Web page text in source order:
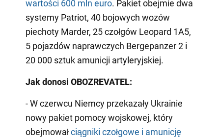
wartości 600 mln euro. Pakiet obejmie dwa
systemy Patriot, 40 bojowych wozów
piechoty Marder, 25 czołgów Leopard 1A5,
5 pojazdów naprawczych Bergepanzer 2 i
20 000 sztuk amunicji artyleryjskiej.
Jak donosi OBOZREVATEL:
- W czerwcu Niemcy przekazały Ukrainie
nowy pakiet pomocy wojskowej, który
obejmowałciągniki czołgowe i amunicję